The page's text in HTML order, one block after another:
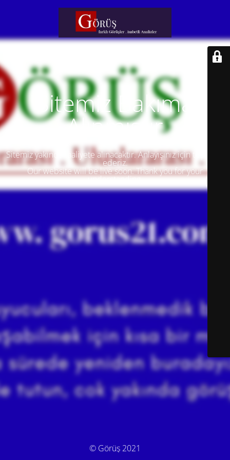
Sitemiz Bakıma
Alınmıştır
Sitemiz yakında faaliyete alınacaktır. Anlayışınız için teşekkür
ederiz.
Our website will be live soon. Thank you for your
understanding.
© Görüş 2021